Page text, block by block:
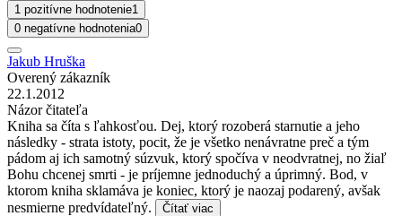
1 pozitívne hodnotenie1
0 negatívne hodnotenia0
Jakub Hruška
Overený zákazník
22.1.2012
Názor čitateľa
Kniha sa číta s ľahkosťou. Dej, ktorý rozoberá starnutie a jeho
následky - strata istoty, pocit, že je všetko nenávratne preč a tým
pádom aj ich samotný súzvuk, ktorý spočíva v neodvratnej, no žiaľ
Bohu chcenej smrti - je príjemne jednoduchý a úprimný. Bod, v
ktorom kniha sklamáva je koniec, ktorý je naozaj podarený, avšak
nesmierne predvídateľný.
Čítať viac